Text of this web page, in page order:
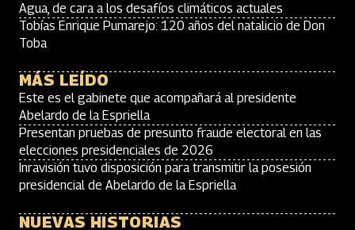
Agua, de cara a los desafíos climáticos actuales
Tobías Enrique Pumarejo: 120 años del natalicio de Don
Toba
MÁS LEÍDO
Este es el gabinete que acompañará al presidente
Abelardo de la Espriella
Presentan pruebas de presunto fraude electoral en las
elecciones presidenciales de 2026
Inravisión tuvo disposición para transmitir la posesión
presidencial de Abelardo de la Espriella
NUEVAS HISTORIAS